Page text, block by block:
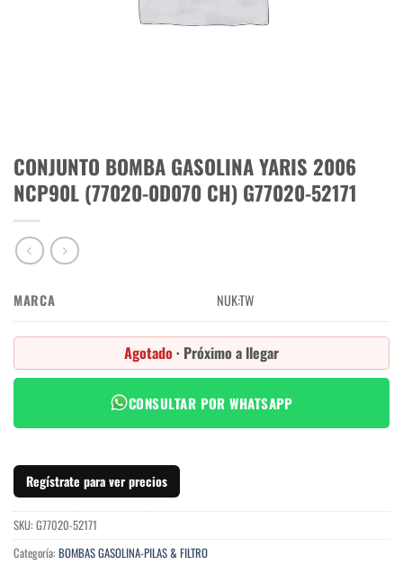
CONJUNTO BOMBA GASOLINA YARIS 2006
NCP90L (77020-0D070 CH) G77020-52171
MARCA NUK:TW
Agotado · Próximo a llegar
CONSULTAR POR WHATSAPP
Regístrate para ver precios
SKU: G77020-52171
Categoría: BOMBAS GASOLINA-PILAS & FILTRO